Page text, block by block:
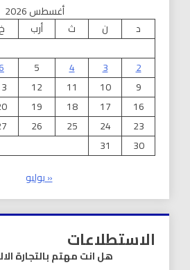
أغسطس 2026
د
ن ث أرب خ
2
3
4
5
9
10
11
12
16
17
18
19
23
24
25
26
30
31
« يوليو
الاستطلاعات
هل انت مهتم بالتجارة